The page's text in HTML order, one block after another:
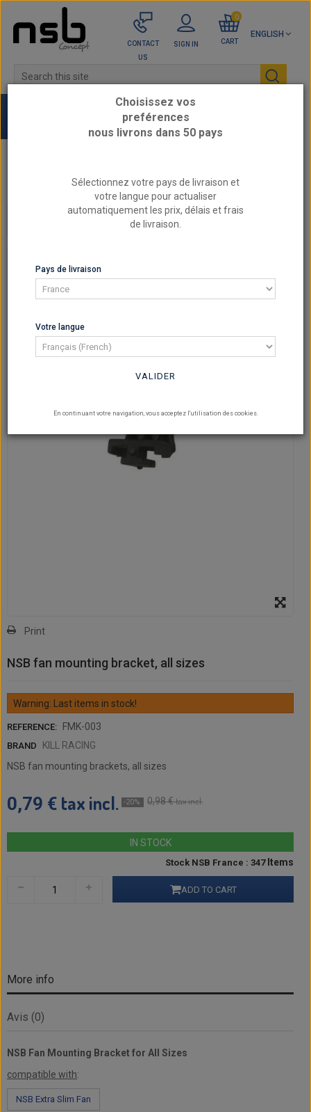
ENGLISH
CONTACT
US
SIGN IN CART
0
NSB fan mounting bracket, all sizes
ENGINE COOLING FAN
Print
NSB fan mounting bracket, all sizes
Warning: Last items in stock!
REFERENCE: FMK-003
BRAND
KILL RACING
NSB fan mounting brackets, all sizes
0,79 € tax incl. -20% 0,98 €tax incl.
IN STOCK
Stock NSB France : 347 Items
ADD TO CART
More info
Avis (0)
NSB Fan Mounting Bracket for All Sizes
compatible with:
NSB Extra Slim Fan
Choisissez vos
preférences
nous livrons dans 50 pays
Sélectionnez votre pays de livraison et
votre langue pour actualiser
automatiquement les prix, délais et frais
de livraison.
Pays de livraison
Votre langue
VALIDER
En continuant votre navigation, vous acceptez l'utilisation des cookies.